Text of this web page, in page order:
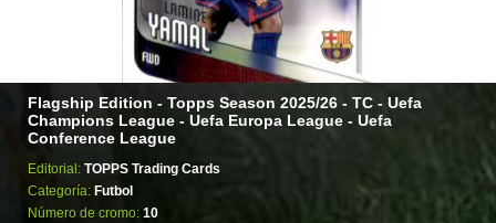
Flagship Edition - Topps Season 2025/26 - TC - Uefa
Champions League - Uefa Europa League - Uefa
Conference League
Editorial: TOPPS Trading Cards
Categoría: Futbol
Número de cromo: 10